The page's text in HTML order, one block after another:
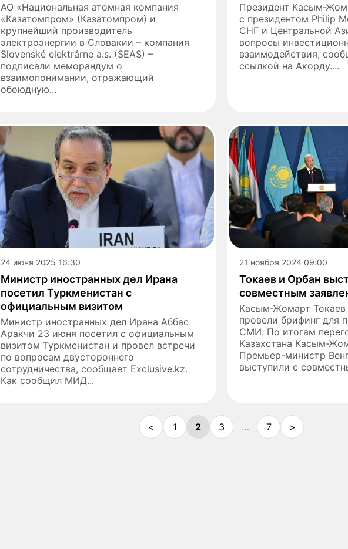
АО «Национальная атомная компания
«Казатомпром» (Казатомпром) и
крупнейший производитель
электроэнергии в Словакии – компания
Slovenské elektrárne a.s. (SEAS) –
подписали меморандум о
взаимопонимании, отражающий
обоюдную...
Президент Касым-
с президентом Philip
СНГ и Центральной
вопросы
взаимодействия,
ссылкой на Акорду....
24 июня 2025 16:30
Министр иностранных дел Ирана
посетил Туркменистан с
официальным визитом
Министр иностранных дел Ирана Аббас
Аракчи 23 июня посетил с официальным
визитом Туркменистан и провел встречи
по вопросам двустороннего
сотрудничества, сообщает Exclusive.kz.
Как сообщил МИД...
21 ноября 2024 09:00
Токаев и Орбан
совместным
Касым-Жомарт
провели брифинг для
СМИ. По итогам
Казахстана Касым-
Премьер-министр
выступили с
< 1 2 3 … 7 >